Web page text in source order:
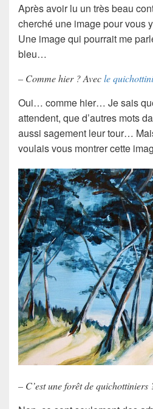
Après avoir lu un très beau
cherché une image pour vous
Une image qui pourrait me
bleu…
– Comme hier ? Avecle
Oui… comme hier… Je sais
attendent, que d’autres mots
aussi sagement leur tour…
voulais vous montrer cette
– C’est une forêt de quichottiniers